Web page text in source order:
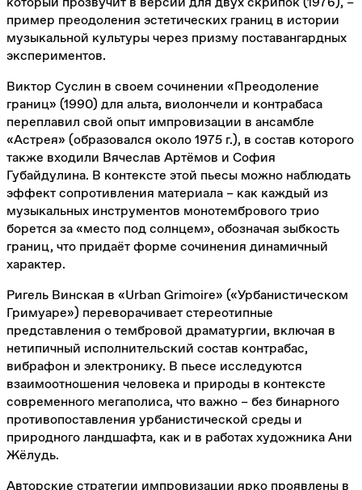
пример преодоления эстетических границ в истории
музыкальной культуры через призму поставангардных
экспериментов.
Виктор Суслин в своем сочинении «Преодоление
границ» (1990) для альта, виолончели и контрабаса
переплавил свой опыт импровизации в ансамбле
«Астрея» (образовался около 1975 г.), в состав которого
также входили Вячеслав Артёмов и София
Губайдулина. В контексте этой пьесы можно наблюдать
эффект сопротивления материала – как каждый из
музыкальных инструментов монотембрового трио
борется за «место под солнцем», обозначая зыбкость
границ, что придаёт форме сочинения динамичный
характер.
Ригель Винская в «Urban Grimoire» («Урбанистическом
Гримуаре») переворачивает стереотипные
представления о тембровой драматургии, включая в
нетипичный исполнительский состав контрабас,
вибрафон и электронику. В пьесе исследуются
взаимоотношения человека и природы в контексте
современного мегаполиса, что важно – без бинарного
противопоставления урбанистической среды и
природного ландшафта, как и в работах художника Ани
Жёлудь.
Авторские стратегии импровизации ярко проявлены в